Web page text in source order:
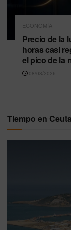
ECONOMÍA
Precio de la
horas casi
el pico de la
08/08/2026
Tiempo en Ceuta